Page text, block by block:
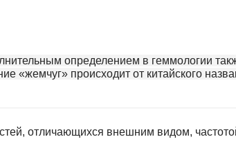
определением в геммологии
«жемчуг» происходит от китайского
отличающихся внешним видом,